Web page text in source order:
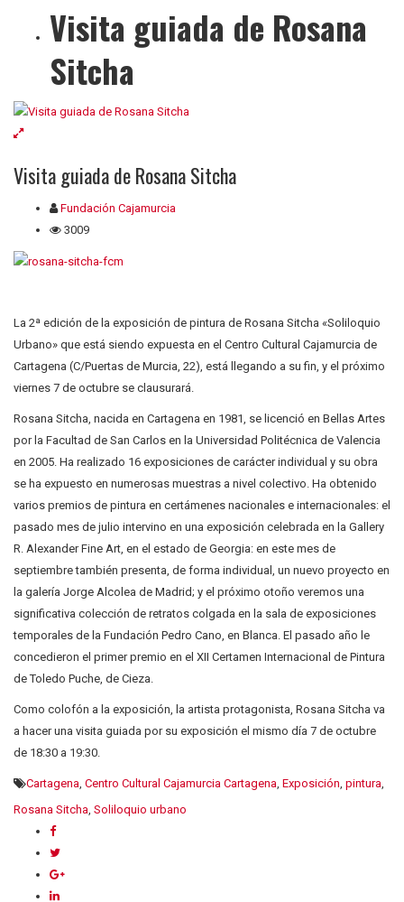
Visita guiada de Rosana
Sitcha
Visita guiada de Rosana Sitcha
Fundación Cajamurcia
3009
La 2ª edición de la exposición de pintura de Rosana Sitcha «Soliloquio
Urbano» que está siendo expuesta en el Centro Cultural Cajamurcia de
Cartagena (C/Puertas de Murcia, 22), está llegando a su fin, y el próximo
viernes 7 de octubre se clausurará.
Rosana Sitcha, nacida en Cartagena en 1981, se licenció en Bellas Artes
por la Facultad de San Carlos en la Universidad Politécnica de Valencia
en 2005. Ha realizado 16 exposiciones de carácter individual y su obra
se ha expuesto en numerosas muestras a nivel colectivo. Ha obtenido
varios premios de pintura en certámenes nacionales e internacionales: el
pasado mes de julio intervino en una exposición celebrada en la Gallery
R. Alexander Fine Art, en el estado de Georgia: en este mes de
septiembre también presenta, de forma individual, un nuevo proyecto en
la galería Jorge Alcolea de Madrid; y el próximo otoño veremos una
significativa colección de retratos colgada en la sala de exposiciones
temporales de la Fundación Pedro Cano, en Blanca. El pasado año le
concedieron el primer premio en el XII Certamen Internacional de Pintura
de Toledo Puche, de Cieza.
Como colofón a la exposición, la artista protagonista, Rosana Sitcha va
a hacer una visita guiada por su exposición el mismo día 7 de octubre
de 18:30 a 19:30.
Cartagena Centro Cultural Cajamurcia Cartagena Exposición pintura
Rosana Sitcha Soliloquio urbano